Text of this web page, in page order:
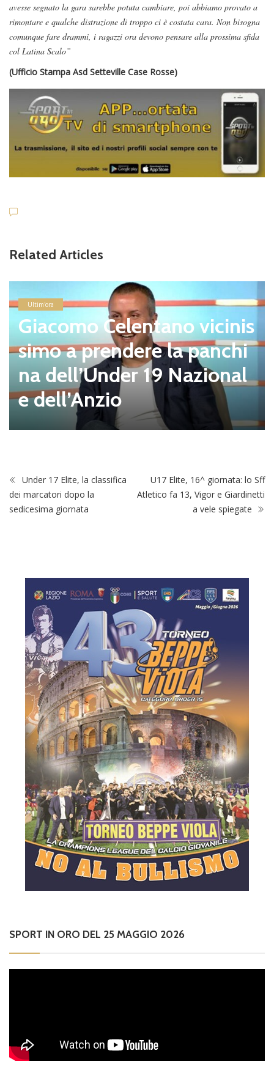
avesse segnato la gara sarebbe potuta cambiare, poi abbiamo provato a
rimontare e qualche distrazione di troppo ci è costata cara. Non bisogna
comunque fare drammi, i ragazzi ora devono pensare alla prossima sfida
col Latina Scalo”
(Ufficio Stampa Asd Setteville Case Rosse)
Related Articles
Ultim'ora
Giacomo Celentano vicinis
simo a prendere la panchi
na dell’Under 19 Nazional
e dell’Anzio
Under 17 Elite, la classifica
dei marcatori dopo la
sedicesima giornata
U17 Elite, 16^ giornata: lo Sff
Atletico fa 13, Vigor e Giardinetti
a vele spiegate
SPORT IN ORO DEL 25 MAGGIO 2026